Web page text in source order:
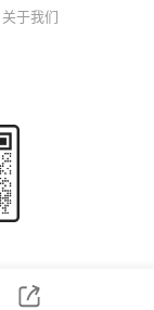
关于我们